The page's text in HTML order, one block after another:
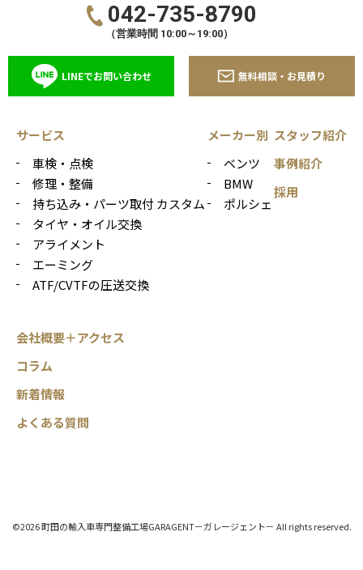
042-735-8790
（営業時間 10:00～19:00）
LINEでお問い合わせ 無料相談・お見積り
サービス
車検・点検
修理・整備
持ち込み・パーツ取付 カスタム
タイヤ・オイル交換
アライメント
エーミング
ATF/CVTFの圧送交換
メーカー別
ベンツ
BMW
ポルシェ
スタッフ紹介
事例紹介
採用
会社概要＋アクセス
コラム
新着情報
よくある質問
©2026 町田の輸入車専門整備工場GARAGENT－ガレージェント－ All rights reserved.